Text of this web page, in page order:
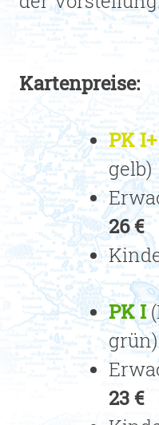
Kartenpreise:
PK I+
gelb)
26 €
PK I
grün)
23 €